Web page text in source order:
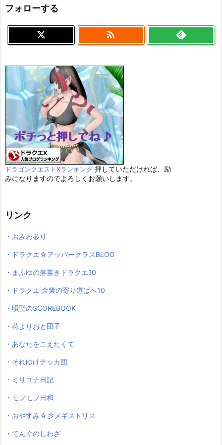
フォローする

ドラゴンクエストXランキング 押していただければ、励
みになりますのでよろしくお願いします。
リンク
・おみわ参り
・ドラクエ☆アッパークラスBLOG
・まふゆの落書きドラクエ10
・ドラクエ 金策の寄り道ぱへ10
・唄聖のSCOREBOOK
・花よりおと団子
・あなたをこえたくて
・それゆけテッカ団
・ミリユナ日記
・モフモフ日和
・おやすみ☆彡メギストリス
・てんぐのしわざ